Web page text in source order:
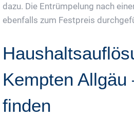
dazu. Die Entrümpelung nach
ebenfalls zum Festpreis
Kempten Allgäu
finden